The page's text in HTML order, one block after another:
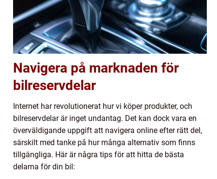
Navigera på marknaden för
bilreservdelar
Internet har revolutionerat hur vi köper produkter, och
bilreservdelar är inget undantag. Det kan dock vara en
överväldigande uppgift att navigera online efter rätt del,
särskilt med tanke på hur många alternativ som finns
tillgängliga. Här är några tips för att hitta de bästa
delarna för din bil: